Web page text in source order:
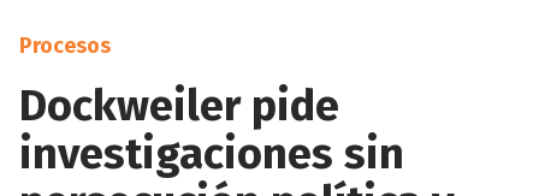
Procesos
Dockweiler pide
investigaciones sin